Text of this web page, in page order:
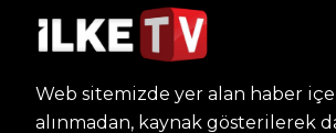
Web sitemizde yer alan haber
alınmadan, kaynak gösterilerek